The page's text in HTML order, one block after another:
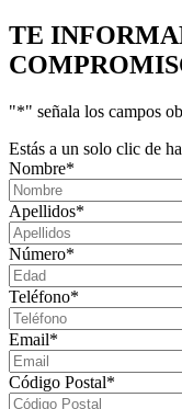
TE
"*" señala los campos
Estás a un solo clic de
Nombre*
Apellidos*
Número*
Teléfono*
Email*
Código Postal*